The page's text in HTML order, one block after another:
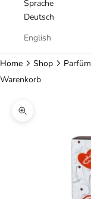
Sprache
Deutsch
English
Home Shop Parfüm
Warenkorb
Bild vergrößern